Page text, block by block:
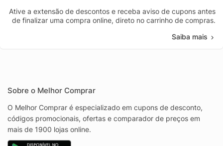
Ative a extensão de descontos e receba aviso de cupons antes
de finalizar uma compra online, direto no carrinho de compras.
Saiba mais
Sobre o Melhor Comprar
O Melhor Comprar é especializado em cupons de desconto,
códigos promocionais, ofertas e comparador de preços em
mais de 1900 lojas online.